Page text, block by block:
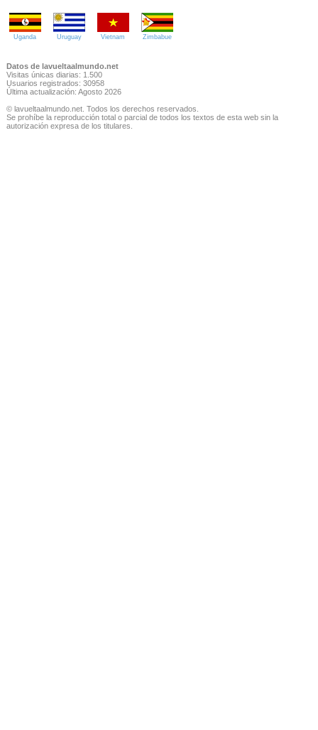
Uganda Uruguay Vietnam Zimbabue
Datos de lavueltaalmundo.net
Visitas únicas diarias: 1.500
Usuarios registrados: 30958
Última actualización: Agosto 2026
© lavueltaalmundo.net. Todos los derechos reservados.
Se prohíbe la reproducción total o parcial de todos los textos de esta web sin la
autorización expresa de los titulares.